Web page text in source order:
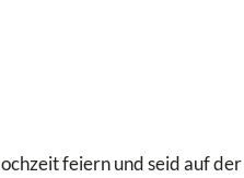
feiern und seid auf